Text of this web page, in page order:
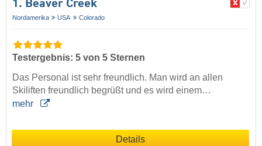
1. Beaver Creek
Nordamerika USA Colorado
Testergebnis: 5 von 5 Sternen
Das Personal ist sehr freundlich. Man wird an allen
Skiliften freundlich begrüßt und es wird einem…
mehr
Details